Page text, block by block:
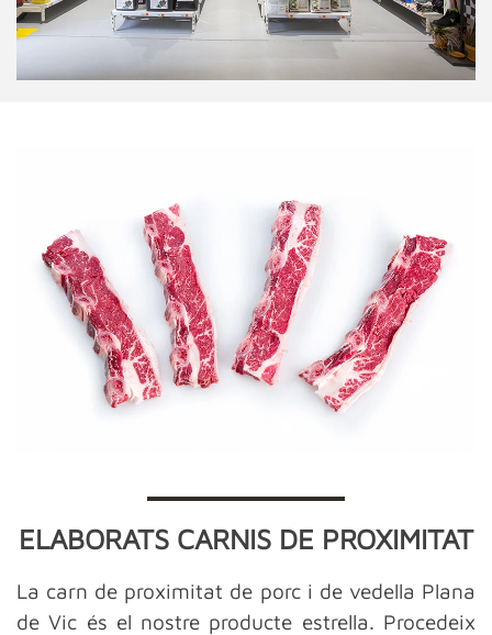
ELABORATS CARNIS DE PROXIMITAT
La carn de proximitat de porc i de vedella Plana
de Vic és el nostre producte estrella. Procedeix